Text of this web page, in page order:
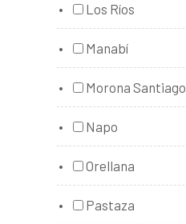
Los Ríos
Manabí
Morona Santiago
Napo
Orellana
Pastaza